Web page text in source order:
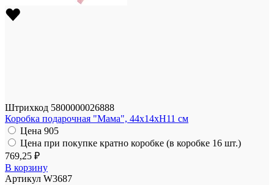
Штрихкод 5800000026888
Коробка подарочная "Мама", 44x14xH11 см
Цена 905
Цена при покупке кратно коробке (в коробке 16 шт.)
769,25 ₽
В корзину
Артикул W3687